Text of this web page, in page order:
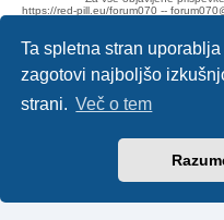
Ta spletna stran
zagotovi najboljšo
strani. Več o tem
https://red-pill.eu/forum070 --